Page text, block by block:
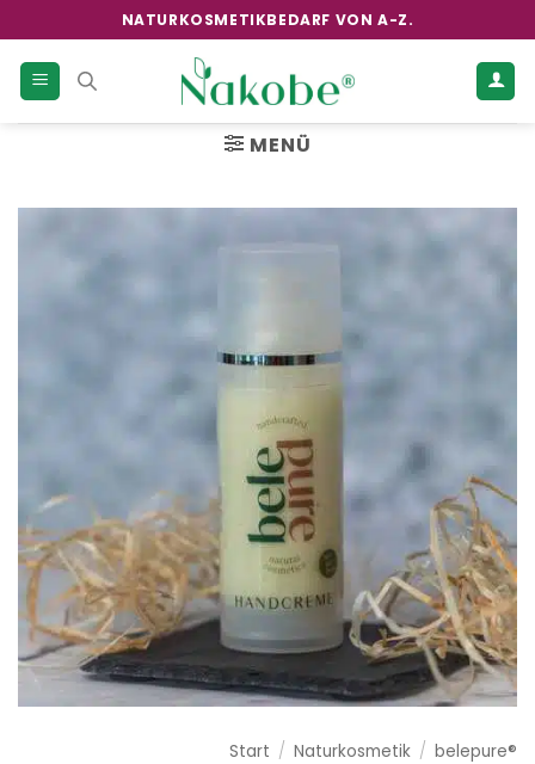
Inhalt
springen
NATURKOSMETIKBEDARF VON A-Z.
MENÜ
Start / Naturkosmetik / belepure®